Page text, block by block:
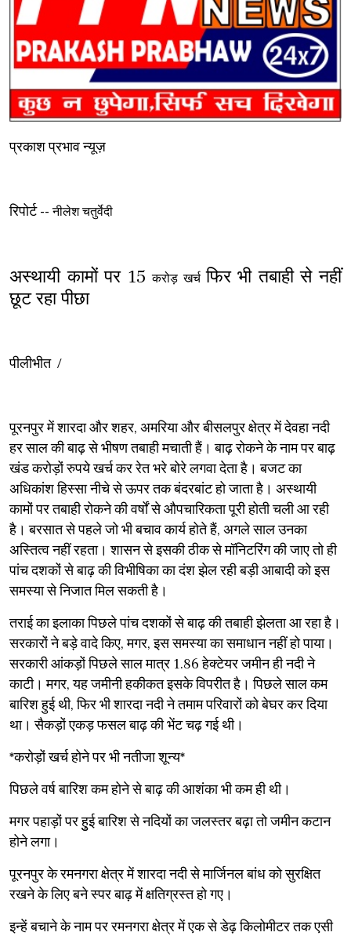
प्रकाश प्रभाव न्यूज़
रिपोर्ट --नीलेश चतुर्वेदी
अस्थायी कामों पर 15करोड़ खर्चफिर भी तबाही से नहीं
छूट रहा पीछा
पीलीभीत /
पूरनपुर में शारदा और शहर, अमरिया और बीसलपुर क्षेत्र में देवहा नदी
हर साल की बाढ़ से भीषण तबाही मचाती हैं। बाढ़ रोकने के नाम पर बाढ़
खंड करोड़ों रुपये खर्च कर रेत भरे बोरे लगवा देता है। बजट का
अधिकांश हिस्सा नीचे से ऊपर तक बंदरबांट हो जाता है। अस्थायी
कामों पर तबाही रोकने की वर्षों से औपचारिकता पूरी होती चली आ रही
है। बरसात से पहले जो भी बचाव कार्य होते हैं, अगले साल उनका
अस्तित्व नहीं रहता। शासन से इसकी ठीक से मॉनिटरिंग की जाए तो ही
पांच दशकों से बाढ़ की विभीषिका का दंश झेल रही बड़ी आबादी को इस
समस्या से निजात मिल सकती है।
तराई का इलाका पिछले पांच दशकों से बाढ़ की तबाही झेलता आ रहा है।
सरकारों ने बड़े वादे किए, मगर, इस समस्या का समाधान नहीं हो पाया।
सरकारी आंकड़ों पिछले साल मात्र 1.86 हेक्टेयर जमीन ही नदी ने
काटी। मगर, यह जमीनी हकीकत इसके विपरीत है। पिछले साल कम
बारिश हुई थी, फिर भी शारदा नदी ने तमाम परिवारों को बेघर कर दिया
था। सैकड़ों एकड़ फसल बाढ़ की भेंट चढ़ गई थी।
*करोड़ों खर्च होने पर भी नतीजा शून्य*
पिछले वर्ष बारिश कम होने से बाढ़ की आशंका भी कम ही थी।
मगर पहाड़ों पर हुुई बारिश से नदियों का जलस्तर बढ़ा तो जमीन कटान
होने लगा।
पूरनपुर के रमनगरा क्षेत्र में शारदा नदी से मार्जिनल बांध को सुरक्षित
रखने के लिए बने स्पर बाढ़ में क्षतिग्रस्त हो गए।
इन्हें बचाने के नाम पर रमनगरा क्षेत्र में एक से डेढ़ किलोमीटर तक एसी